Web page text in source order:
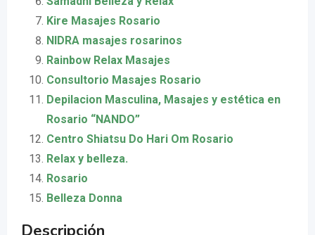
Kire Masajes Rosario
NIDRA masajes rosarinos
Rainbow Relax Masajes
Consultorio Masajes Rosario
Depilacion Masculina, Masajes y estética en
Rosario “NANDO”
Centro Shiatsu Do Hari Om Rosario
Relax y belleza.
Rosario
Belleza Donna